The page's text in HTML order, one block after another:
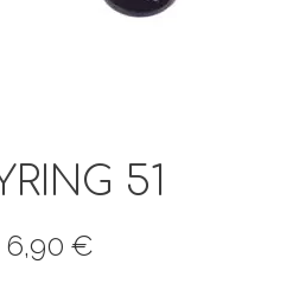
51
6,90 €